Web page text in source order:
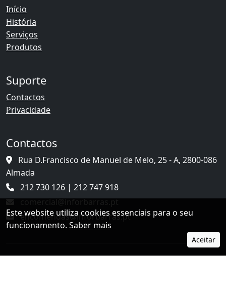
Este website utiliza cookies essenciais para o seu
funcionamento. Saber mais
Aceitar
Início
História
Serviços
Produtos
Suporte
Contactos
Privacidade
Contactos
Rua D.Francisco de Manuel de Melo, 25 - A, 2800-086
Almada
212 730 126 | 212 747 918
comercial@inforbarras.pt
encomendas@inforbarras.pt